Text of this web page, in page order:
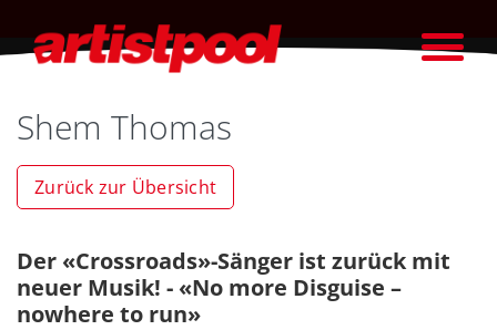
Shem Thomas
Zurück zur Übersicht
Der «Crossroads»-Sänger ist zurück mit
neuer Musik! - «No more Disguise –
nowhere to run»